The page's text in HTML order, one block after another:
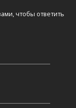
чтобы ответить